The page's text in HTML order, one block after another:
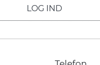
LOG IND